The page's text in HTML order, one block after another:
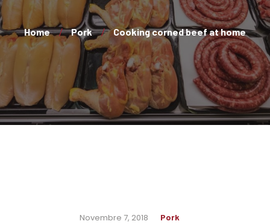
Home Pork Cooking corned beef at home
Novembre 7, 2018 Pork